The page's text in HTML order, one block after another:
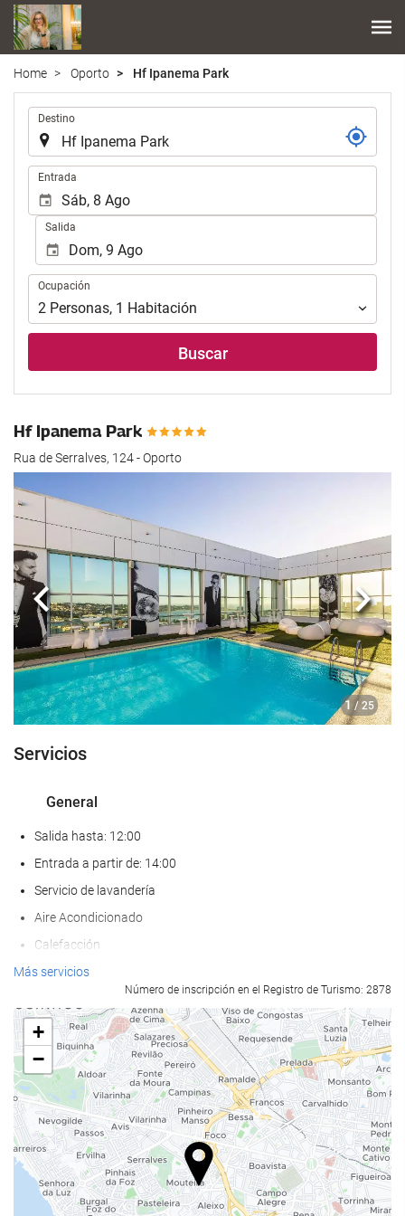
Home Oporto Hf Ipanema Park
Destino
Entrada
Salida
Ocupación
Ocupación
2 Personas, 1 Habitación
Buscar
Hf Ipanema Park
Rua de Serralves, 124 - Oporto
1 / 25
Anterior
Servicios
General
Salida hasta: 12:00
Entrada a partir de: 14:00
Servicio de lavandería
Aire Acondicionado
Calefacción
Ascensor
Adaptado para personas con movilidad reducida
Habitaciones No fumadores
Hotel no fumadores
Zona de fumadores
Habitaciones insonorizadas
No admite mascotas
Piscina
Más servicios
Número de inscripción en el Registro de Turismo: 2878
+
−